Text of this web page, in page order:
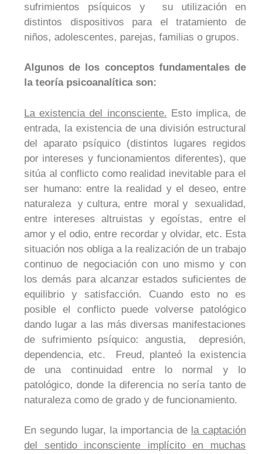
sufrimientos psíquicos y su utilización en
distintos dispositivos para el tratamiento de
niños, adolescentes, parejas, familias o grupos.
Algunos de los conceptos fundamentales de
la teoría psicoanalítica son:
La existencia del inconsciente. Esto implica, de
entrada, la existencia de una división estructural
del aparato psíquico (distintos lugares regidos
por intereses y funcionamientos diferentes), que
sitúa al conflicto como realidad inevitable para el
ser humano: entre la realidad y el deseo, entre
naturaleza y cultura, entre moral y sexualidad,
entre intereses altruistas y egoístas, entre el
amor y el odio, entre recordar y olvidar, etc. Esta
situación nos obliga a la realización de un trabajo
continuo de negociación con uno mismo y con
los demás para alcanzar estados suficientes de
equilibrio y satisfacción. Cuando esto no es
posible el conflicto puede volverse patológico
dando lugar a las más diversas manifestaciones
de sufrimiento psíquico: angustia, depresión,
dependencia, etc. Freud, planteó la existencia
de una continuidad entre lo normal y lo
patológico, donde la diferencia no sería tanto de
naturaleza como de grado y de funcionamiento.
En segundo lugar, la importancia de la captación
del sentido inconsciente implícito en muchas